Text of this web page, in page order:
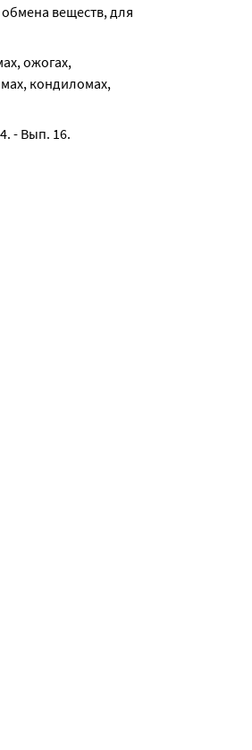
веществ, для
ожогах,
кондиломах,
- Вып. 16.